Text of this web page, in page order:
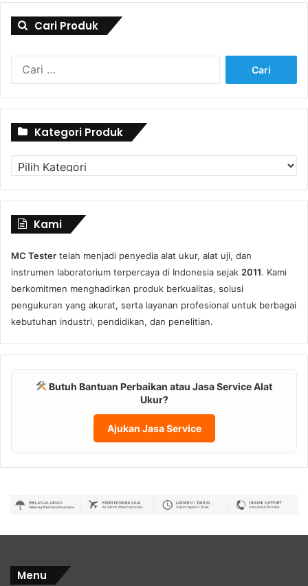
Cari Produk
Kategori Produk
Kategori
Produk
Kami
MC Tester telah menjadi penyedia alat ukur, alat uji, dan
instrumen laboratorium terpercaya di Indonesia sejak 2011. Kami
berkomitmen menghadirkan produk berkualitas, solusi
pengukuran yang akurat, serta layanan profesional untuk berbagai
kebutuhan industri, pendidikan, dan penelitian.
Butuh Bantuan Perbaikan atau Jasa Service Alat
Ukur?
Ajukan Jasa Service
Menu